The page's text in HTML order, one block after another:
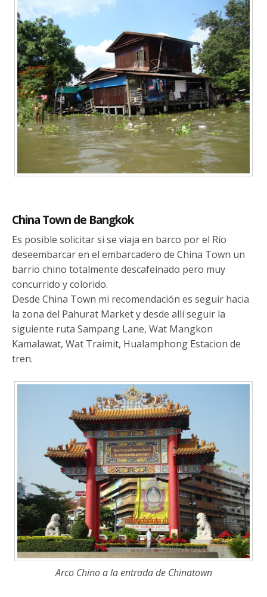
China Town de Bangkok
Es posible solicitar si se viaja en barco por el Río
deseembarcar en el embarcadero de China Town un
barrio chino totalmente descafeinado pero muy
concurrido y colorido.
Desde China Town mi recomendación es seguir hacia
la zona del Pahurat Market y desde allí seguir la
siguiente ruta Sampang Lane, Wat Mangkon
Kamalawat, Wat Traimit, Hualamphong Estacion de
tren.
Arco Chino a la entrada de Chinatown